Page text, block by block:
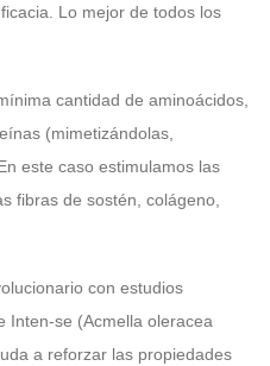
Lo mejor de todos los
cantidad de aminoácidos,
(mimetizándolas,
este caso estimulamos las
fibras de sostén, colágeno,
con estudios
Inten-se (Acmella oleracea
a reforzar las propiedades